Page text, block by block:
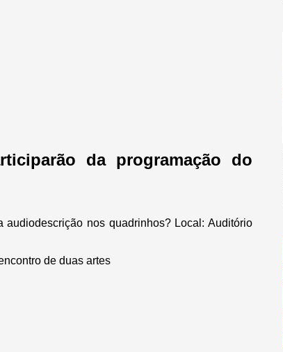
da programação do
nos quadrinhos? Local: Auditório
de duas artes